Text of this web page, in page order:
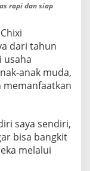
rapi dan siap
dari tahun
usaha
anak muda,
memanfaatkan
saya sendiri,
bisa bangkit
melalui